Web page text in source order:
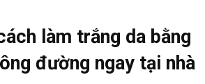
làm trắng da bằng
đường ngay tại nhà